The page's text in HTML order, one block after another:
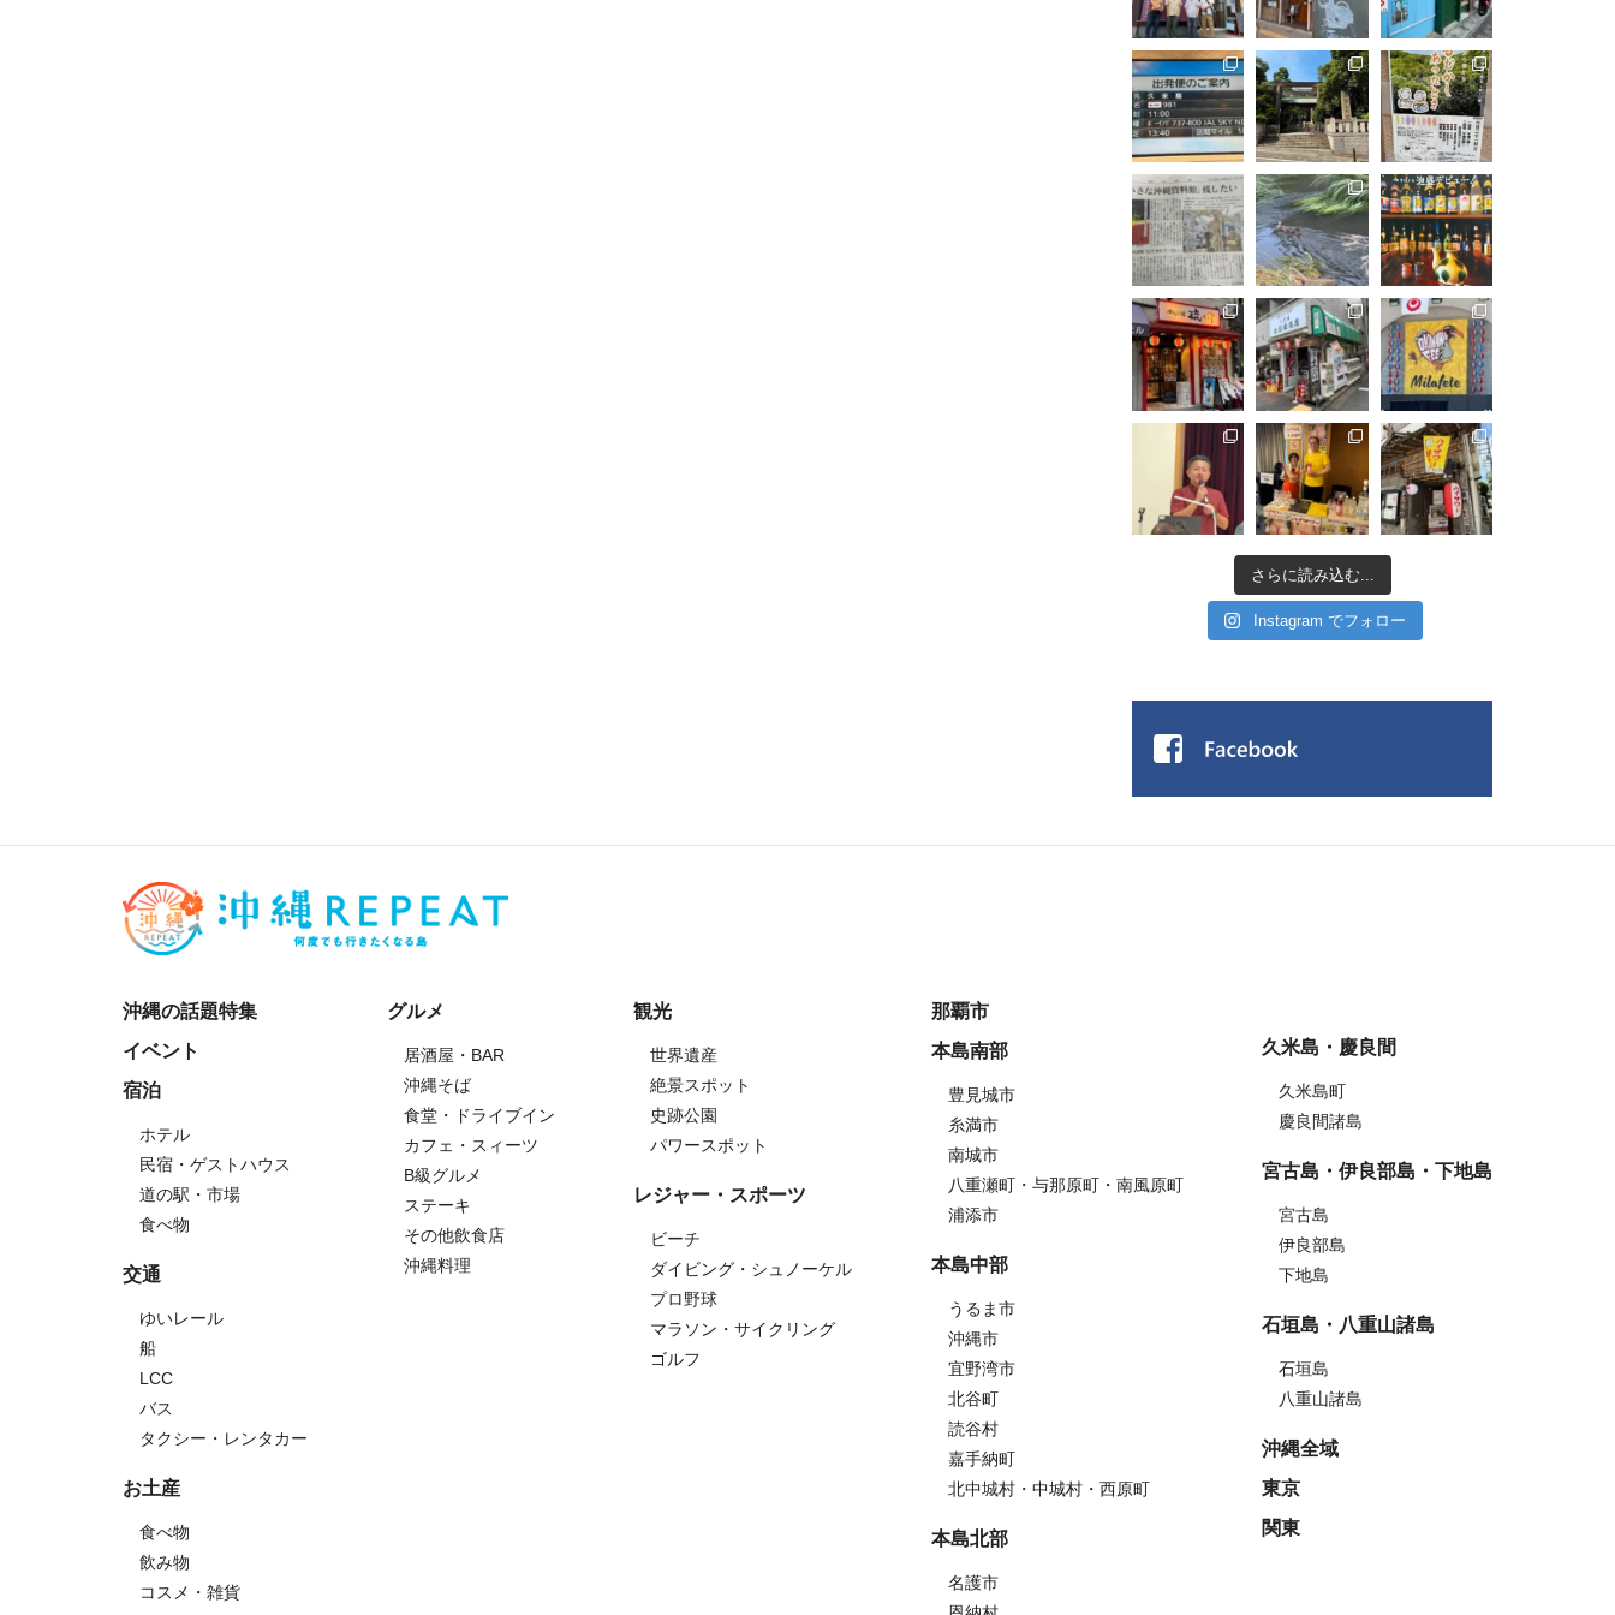
さらに読み込む...
Instagram でフォロー
沖縄の話題特集
イベント
宿泊
ホテル
民宿・ゲストハウス
道の駅・市場
食べ物
交通
ゆいレール
船
LCC
バス
タクシー・レンタカー
お土産
食べ物
飲み物
コスメ・雑貨
グルメ
居酒屋・BAR
沖縄そば
食堂・ドライブイン
カフェ・スィーツ
B級グルメ
ステーキ
その他飲食店
沖縄料理
観光
世界遺産
絶景スポット
史跡公園
パワースポット
レジャー・スポーツ
ビーチ
ダイビング・シュノーケル
プロ野球
マラソン・サイクリング
ゴルフ
那覇市
本島南部
豊見城市
糸満市
南城市
八重瀬町・与那原町・南風原町
浦添市
本島中部
うるま市
沖縄市
宜野湾市
北谷町
読谷村
嘉手納町
北中城村・中城村・西原町
本島北部
名護市
久米島・慶良間
久米島町
慶良間諸島
宮古島・伊良部島・下地島
宮古島
伊良部島
下地島
石垣島・八重山諸島
石垣島
八重山諸島
沖縄全域
東京
関東